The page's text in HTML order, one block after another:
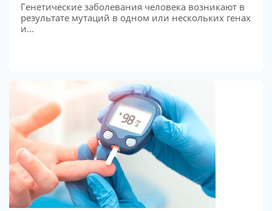
Генетические заболевания человека возникают в
результате мутаций в одном или нескольких генах
и...